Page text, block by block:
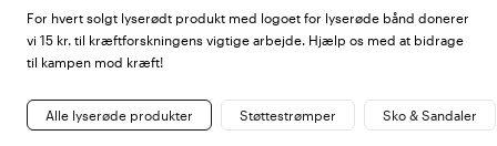
For hvert solgt lyserødt produkt med logoet for lyserøde bånd donerer
vi 15 kr. til kræftforskningens vigtige arbejde. Hjælp os med at bidrage
til kampen mod kræft!
Alle lyserøde produkter Støttestrømper Sko & Sandaler